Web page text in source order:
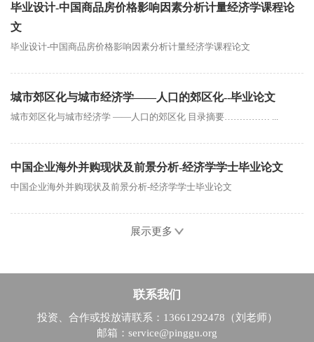
毕业设计-中国商品房价格影响因素分析计量经济学课程论
文
毕业设计-中国商品房价格影响因素分析计量经济学课程论文
城市郊区化与城市经济学——人口的郊区化--毕业论文
城市郊区化与城市经济学 ——人口的郊区化 目录摘要…………… ...
中国企业海外并购现状及前景分析-经济学学士毕业论文
中国企业海外并购现状及前景分析-经济学学士毕业论文
展示更多
联系我们
投资、合作或投放请联系：13661292478（刘老师）
邮箱：service@pinggu.org